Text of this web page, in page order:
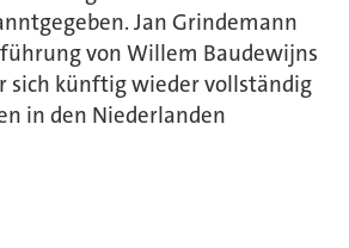
Jan Grindemann
von Willem Baudewijns
sich künftig wieder vollständig
in den Niederlanden